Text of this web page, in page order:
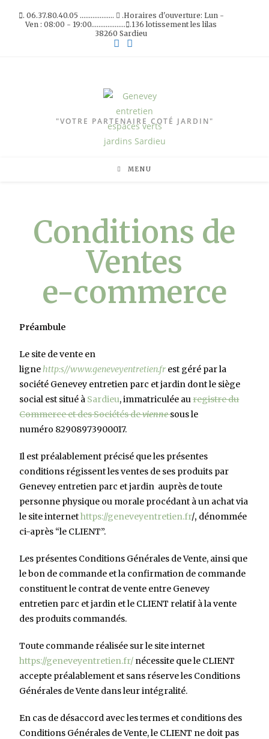
. 06.37.80.40.05 ...................
.Horaires d'ouverture: Lun -
Ven : 08:00 - 19:00................... .136 lotissement les lilas
38260 Sardieu
"VOTRE PARTENAIRE COTÉ JARDIN"
MENU
Conditions de
Ventes
e-commerce
Préambule
Le site de vente en
lignehttp:s//www.geneveyentretien.fr est géré par la
société Genevey entretien parc et jardin dont le siège
social est situé à Sardieu, immatriculée auregistre du
Commerce et des Sociétés deviennesous le
numéro 82908973900017.
Il est préalablement précisé que les présentes
conditions régissent les ventes de ses produits par
Genevey entretien parc et jardin auprès de toute
personne physique ou morale procédant à un achat via
le site internethttps://geneveyentretien.fr/, dénommée
ci-après “le CLIENT”.
Les présentes Conditions Générales de Vente, ainsi que
le bon de commande et la confirmation de commande
constituent le contrat de vente entre Genevey
entretien parc et jardin et le CLIENT relatif à la vente
des produits commandés.
Toute commande réalisée sur le site internet
https://geneveyentretien.fr/ nécessite que le CLIENT
accepte préalablement et sans réserve les Conditions
Générales de Vente dans leur intégralité.
En cas de désaccord avec les termes et conditions des
Conditions Générales de Vente, le CLIENT ne doit pas